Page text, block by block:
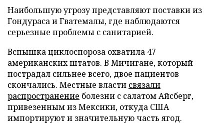
Наибольшую угрозу представляют поставки из
Гондураса и Гватемалы, где наблюдаются
серьезные проблемы с санитарией.
Вспышка циклоспороза охватила 47
американских штатов. В Мичигане, который
пострадал сильнее всего, двое пациентов
скончались. Местные власти связали
распространение болезни с салатом Айсберг,
привезенным из Мексики, откуда США
импортируют и значительную часть ягод.